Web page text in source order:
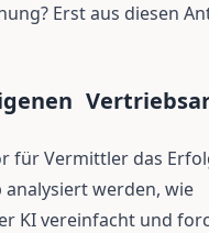
Erst aus diesen
für Vermittler das
werden, wie
KI vereinfacht und